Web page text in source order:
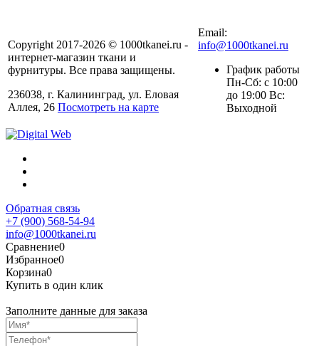
Copyright 2017-2026 © 1000tkanei.ru -
интернет-магазин ткани и
фурнитуры. Все права защищены.
236038, г. Калининград, ул. Еловая
Аллея, 26 Посмотреть на карте
Email:
info@1000tkanei.ru
График работы
Пн-Сб: с 10:00
до 19:00 Вс:
Выходной
Обратная связь
+7 (900) 568-54-94
info@1000tkanei.ru
Сравнение0
Избранное0
Корзина0
Купить в один клик
Заполните данные для заказа